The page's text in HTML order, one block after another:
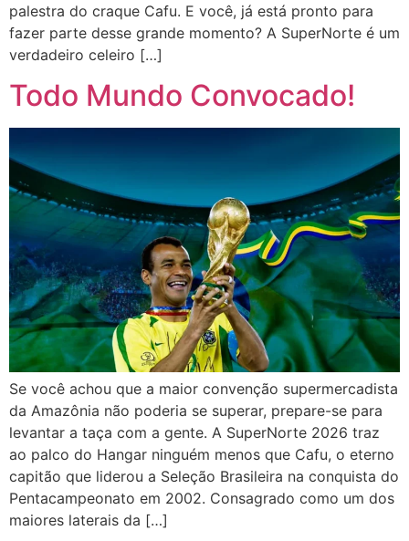
palestra do craque Cafu. E você, já está pronto para
fazer parte desse grande momento? A SuperNorte é um
verdadeiro celeiro […]
Todo Mundo Convocado!
Se você achou que a maior convenção supermercadista
da Amazônia não poderia se superar, prepare-se para
levantar a taça com a gente. A SuperNorte 2026 traz
ao palco do Hangar ninguém menos que Cafu, o eterno
capitão que liderou a Seleção Brasileira na conquista do
Pentacampeonato em 2002. Consagrado como um dos
maiores laterais da […]